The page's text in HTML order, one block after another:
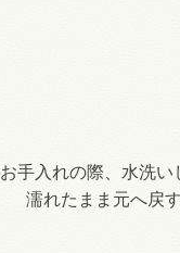
お手入れの際、水洗
濡れたまま元へ戻